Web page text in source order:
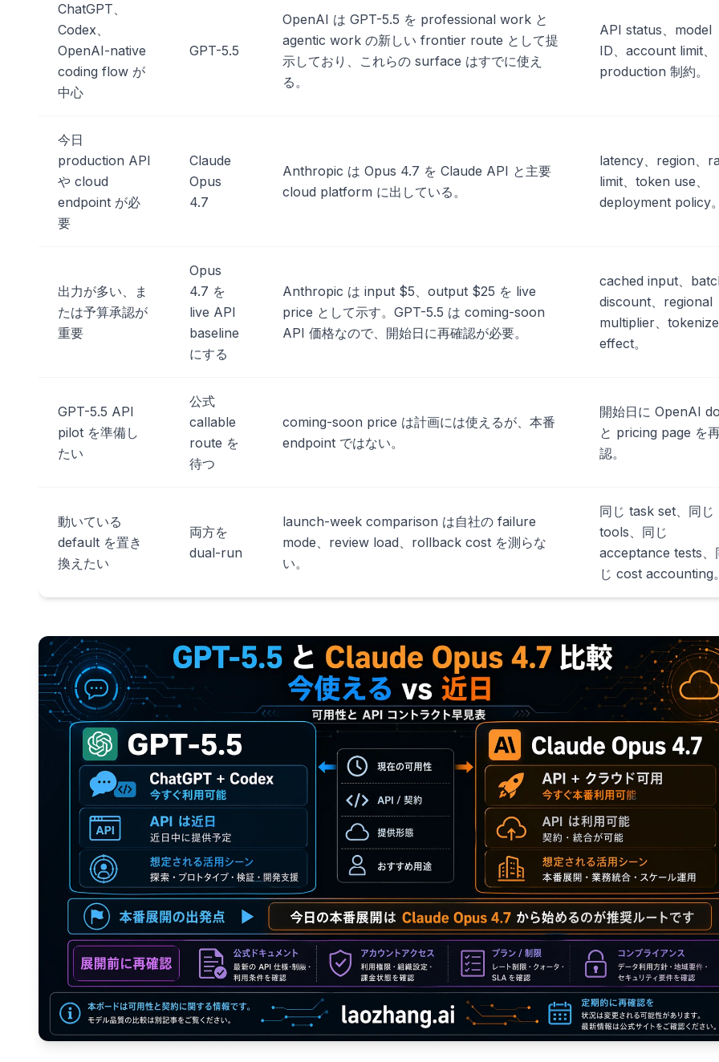
ChatGPT、
Codex、
OpenAI-native
coding flow が
中心
GPT-5.5
OpenAI は GPT-5.5 を professional work と
agentic work の新しい frontier route として提
示しており、これらの surface はすでに使え
る。
API status、model
ID、account limit、
production 制約。
今日
production API
や cloud
endpoint が必
要
Claude
Opus
4.7
Anthropic は Opus 4.7 を Claude API と主要
cloud platform に出している。
latency、region、
limit、token use、
deployment policy。
出力が多い、ま
たは予算承認が
重要
Opus
4.7 を
live API
baseline
にする
Anthropic は input $5、output $25 を live
price として示す。GPT-5.5 は coming-soon
API 価格なので、開始日に再確認が必要。
cached input、
discount、regional
multiplier、
effect。
GPT-5.5 API
pilot を準備し
たい
公式
callable
route を
待つ
coming-soon price は計画には使えるが、本番
endpoint ではない。
開始日に OpenAI
と pricing page を
認。
動いている
default を置き
換えたい
両方を
dual-run
launch-week comparison は自社の failure
mode、review load、rollback cost を測らな
い。
同じ task set、同じ
tools、同じ
acceptance tests、
じ cost accounting。